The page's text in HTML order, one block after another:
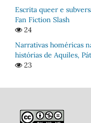
Escrita queer e
Fan Fiction Slash
24
Narrativas homéricas
histórias de Aquiles,
23